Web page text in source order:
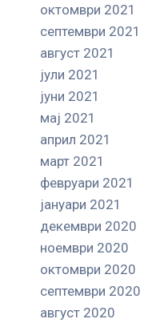
октомври 2021
септември 2021
август 2021
јули 2021
јуни 2021
мај 2021
април 2021
март 2021
февруари 2021
јануари 2021
декември 2020
ноември 2020
октомври 2020
септември 2020
август 2020